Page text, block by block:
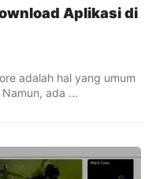
Aplikasi di
adalah hal yang umum
ada ...